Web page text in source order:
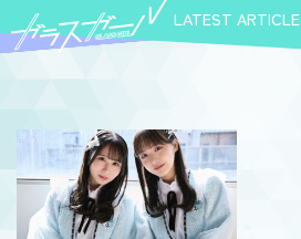
LATEST ARTICLE